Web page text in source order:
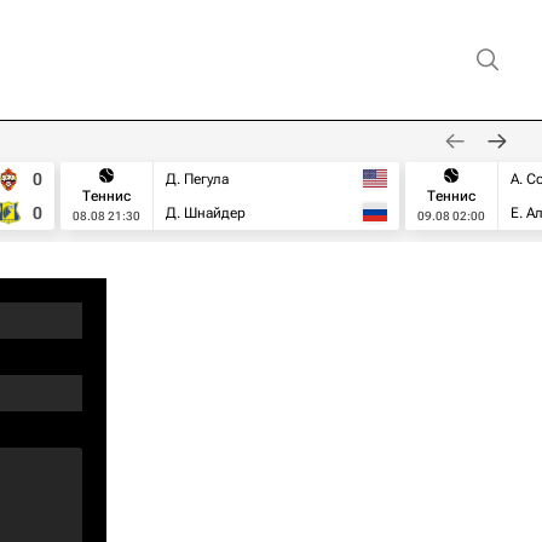
0
0
Теннис
08.08 21:30
Д. Пегула
Д. Шнайдер
Теннис
09.08 02:00
А.
Е.